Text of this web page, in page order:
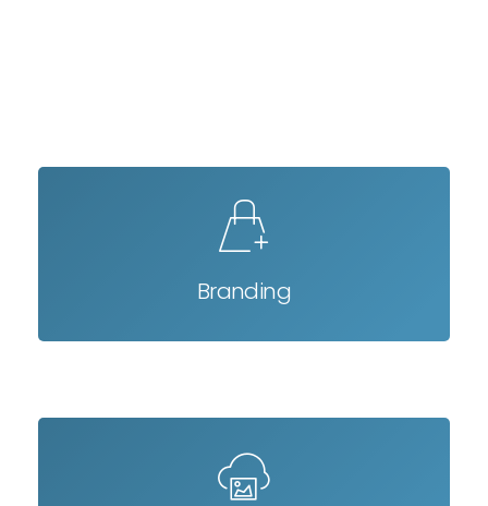
Branding